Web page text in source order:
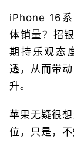
iPhone 16
体销量？招
期持乐观态
透，从而带
升。
苹果无疑很
位，只是，